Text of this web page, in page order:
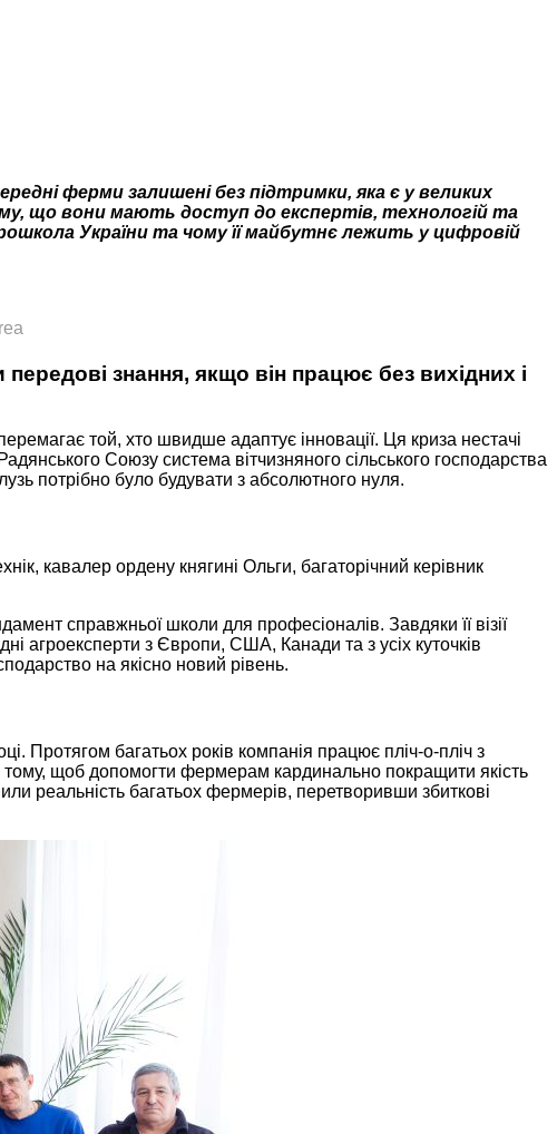
ферми залишені без підтримки, яка є у великих
що вони мають доступ до експертів, технологій та
України та чому її майбутнє лежить у цифровій
знання, якщо він працює без вихідних і
той, хто швидше адаптує інновації. Ця криза нестачі
Союзу система вітчизняного сільського господарства
потрібно було будувати з абсолютного нуля.
кавалер ордену княгині Ольги, багаторічний керівник
справжньої школи для професіоналів. Завдяки її візії
агроексперти з Європи, США, Канади та з усіх куточків
на якісно новий рівень.
Протягом багатьох років компанія працює пліч-о-пліч з
щоб допомогти фермерам кардинально покращити якість
реальність багатьох фермерів, перетворивши збиткові